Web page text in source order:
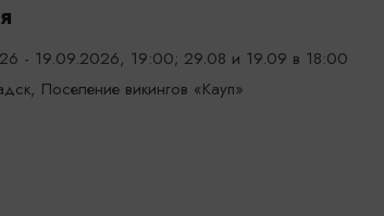
- 19.09.2026, 19:00; 29.08 и 19.09 в 18:00
Поселение викингов «Кауп»